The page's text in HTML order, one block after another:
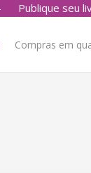
Publique seu
Compras em